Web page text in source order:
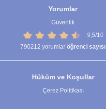
Yorumlar
Güvenlik
9,5/10
790212 yorumlar öğrenci sayısı
Hüküm ve Koşullar
Çerez Politikası